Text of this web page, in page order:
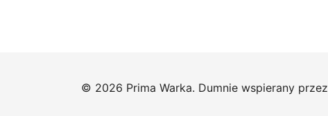
© 2026 Prima Warka. Dumnie wspierany przez